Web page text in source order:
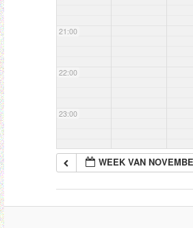
21:00
22:00
23:00
WEEK VAN